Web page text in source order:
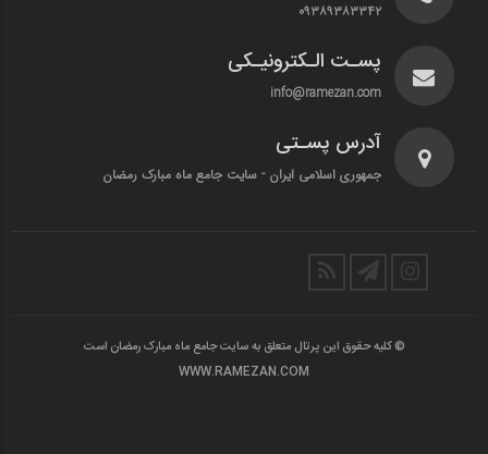
۰۹۳۸۹۳۸۳۳۴۲
پسـت الـکترونیـکی
info@ramezan.com
آدرس پسـتی
جمهوری اسلامی ایران - سایت جامع ماه مبارک رمضان
© کلیه حقوق این پرتال متعلق به سایت جامع ماه مبارک رمضان است
WWW.RAMEZAN.COM